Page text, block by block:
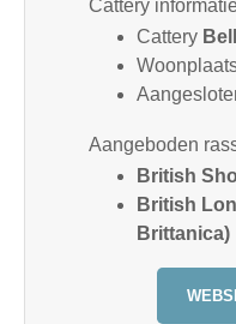
Cattery
Cattery
Aangeboden
British
British
Brittanica)